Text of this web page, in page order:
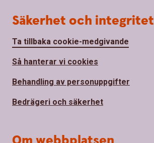
Säkerhet och integritet
Ta tillbaka cookie-medgivande
Så hanterar vi cookies
Behandling av personuppgifter
Bedrägeri och säkerhet